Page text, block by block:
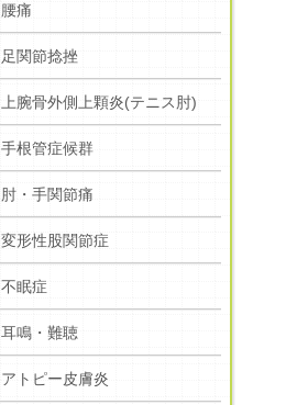
腰痛
足関節捻挫
上腕骨外側上顆炎(テニス肘)
手根管症候群
肘・手関節痛
変形性股関節症
不眠症
耳鳴・難聴
アトピー皮膚炎